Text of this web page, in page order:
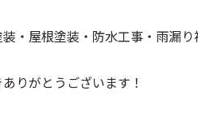
・屋根塗装・防水工事・雨漏り
りがとうございます！